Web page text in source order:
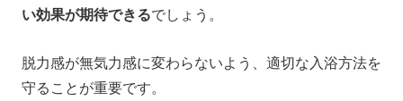
い効果が期待できるでしょう。
脱力感が無気力感に変わらないよう、適切な入浴方法を
守ることが重要です。